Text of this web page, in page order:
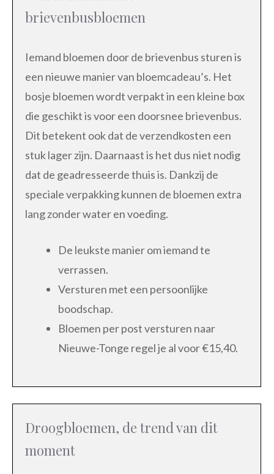
brievenbusbloemen
Iemand bloemen door de brievenbus sturen is
een nieuwe manier van bloemcadeau’s. Het
bosje bloemen wordt verpakt in een kleine box
die geschikt is voor een doorsnee brievenbus.
Dit betekent ook dat de verzendkosten een
stuk lager zijn. Daarnaast is het dus niet nodig
dat de geadresseerde thuis is. Dankzij de
speciale verpakking kunnen de bloemen extra
lang zonder water en voeding.
De leukste manier om iemand te
verrassen.
Versturen met een persoonlijke
boodschap.
Bloemen per post versturen naar
Nieuwe-Tonge regel je al voor €15,40.
Droogbloemen, de trend van dit
moment